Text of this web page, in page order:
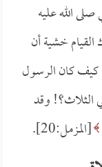
الله عليه
خشية أن
كيف كان الرسول
الثلاث؟! وقد
[المزمل:20].